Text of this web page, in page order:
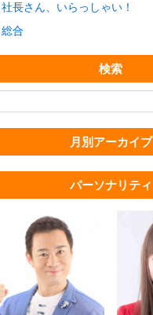
社長さん、いらっしゃい！
総合
検索
月別アーカイブ
パーソナリティ